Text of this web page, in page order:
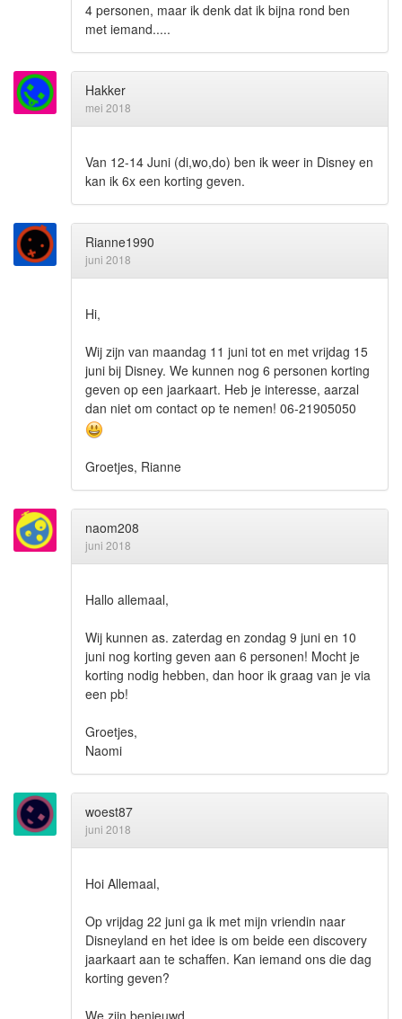
4 personen, maar ik denk dat ik bijna rond ben
met iemand.....
Hakker
mei 2018
Van 12-14 Juni (di,wo,do) ben ik weer in Disney en
kan ik 6x een korting geven.
Rianne1990
juni 2018
Hi,
Wij zijn van maandag 11 juni tot en met vrijdag 15
juni bij Disney. We kunnen nog 6 personen korting
geven op een jaarkaart. Heb je interesse, aarzal
dan niet om contact op te nemen! 06-21905050
Groetjes, Rianne
naom208
juni 2018
Hallo allemaal,
Wij kunnen as. zaterdag en zondag 9 juni en 10
juni nog korting geven aan 6 personen! Mocht je
korting nodig hebben, dan hoor ik graag van je via
een pb!
Groetjes,
Naomi
woest87
juni 2018
Hoi Allemaal,
Op vrijdag 22 juni ga ik met mijn vriendin naar
Disneyland en het idee is om beide een discovery
jaarkaart aan te schaffen. Kan iemand ons die dag
korting geven?
We zijn benieuwd.